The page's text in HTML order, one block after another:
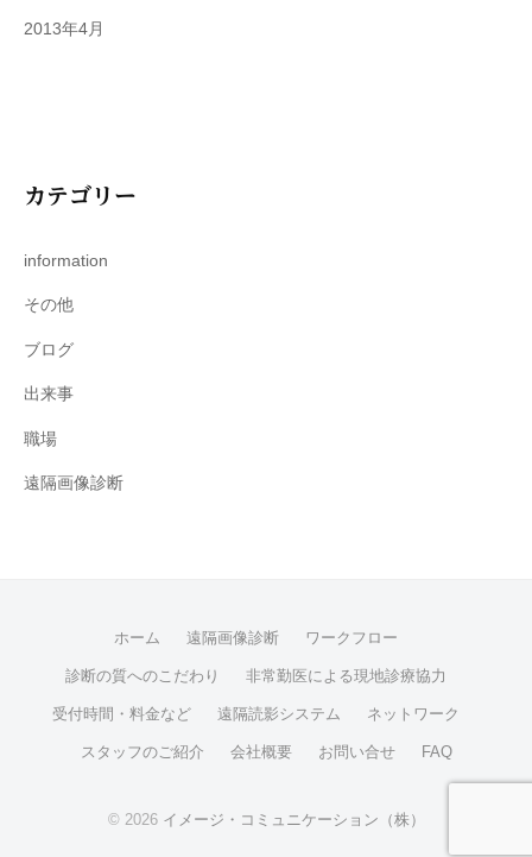
2013年4月
カテゴリー
information
その他
ブログ
出来事
職場
遠隔画像診断
ホーム 遠隔画像診断 ワークフロー
診断の質へのこだわり 非常勤医による現地診療協力
受付時間・料金など 遠隔読影システム ネットワーク
スタッフのご紹介 会社概要 お問い合せ FAQ
© 2026 イメージ・コミュニケーション（株）